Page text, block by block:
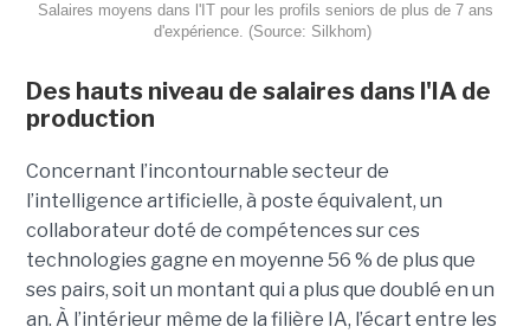
Salaires moyens dans l'IT pour les profils seniors de plus de 7 ans
d'expérience. (Source: Silkhom)
Des hauts niveau de salaires dans l'IA de
production
Concernant l’incontournable secteur de
l’intelligence artificielle, à poste équivalent, un
collaborateur doté de compétences sur ces
technologies gagne en moyenne 56 % de plus que
ses pairs, soit un montant qui a plus que doublé en un
an. À l’intérieur même de la filière IA, l’écart entre les